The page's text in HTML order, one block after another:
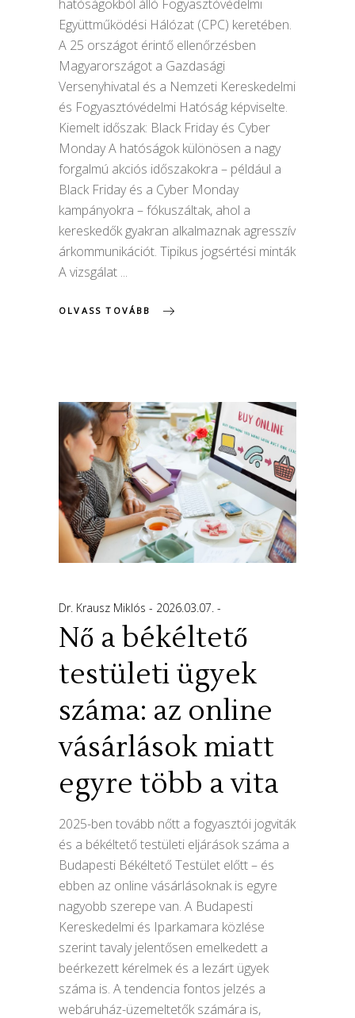
hatóságokból álló Fogyasztóvédelmi
Együttműködési Hálózat (CPC) keretében.
A 25 országot érintő ellenőrzésben
Magyarországot a Gazdasági
Versenyhivatal és a Nemzeti Kereskedelmi
és Fogyasztóvédelmi Hatóság képviselte.
Kiemelt időszak: Black Friday és Cyber
Monday A hatóságok különösen a nagy
forgalmú akciós időszakokra – például a
Black Friday és a Cyber Monday
kampányokra – fókuszáltak, ahol a
kereskedők gyakran alkalmaznak agresszív
árkommunikációt. Tipikus jogsértési minták
A vizsgálat
OLVASS TOVÁBB
Dr. Krausz Miklós 2026.03.07.
Nő a békéltető
testületi ügyek
száma: az online
vásárlások miatt
egyre több a vita
2025-ben tovább nőtt a fogyasztói jogviták
és a békéltető testületi eljárások száma a
Budapesti Békéltető Testület előtt – és
ebben az online vásárlásoknak is egyre
nagyobb szerepe van. A Budapesti
Kereskedelmi és Iparkamara közlése
szerint tavaly jelentősen emelkedett a
beérkezett kérelmek és a lezárt ügyek
száma is. A tendencia fontos jelzés a
webáruház-üzemeltetők számára is,